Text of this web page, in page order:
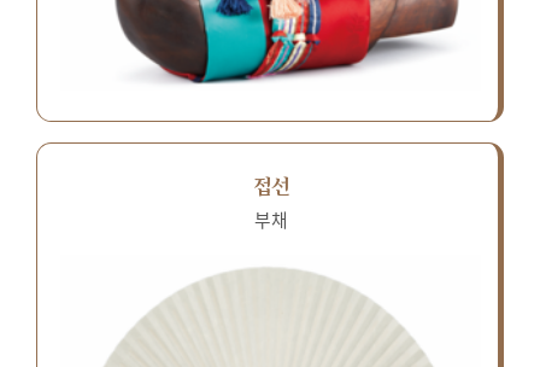
접선
부채